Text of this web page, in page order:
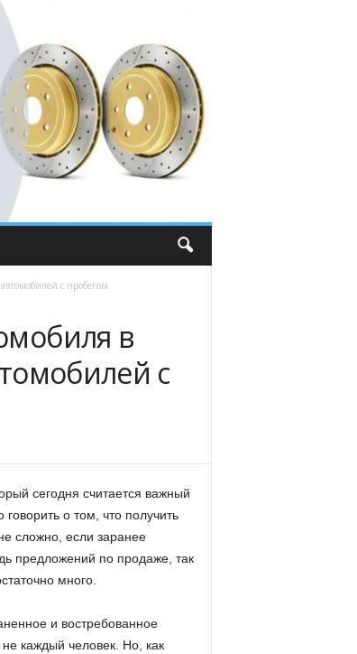
с пробегом
в
с
сегодня считается важный
о том, что получить
сложно, если заранее
предложений по продаже, так
много.
и востребованное
каждый человек. Но, как